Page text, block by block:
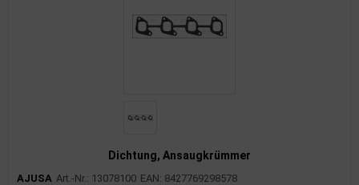
Dichtung, Ansaugkrümmer
AJUSA Art.-Nr.: 13078100 EAN: 8427769298578